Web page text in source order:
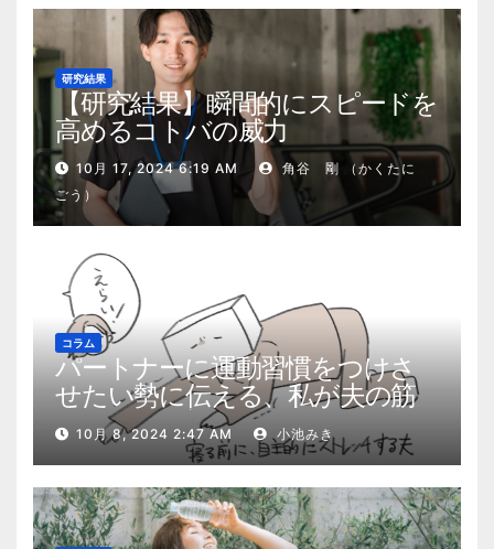
研究結果
【研究結果】瞬間的にスピードを
高めるコトバの威力
10月 17, 2024 6:19 AM
角谷 剛 （かくたに
ごう）
コラム
パートナーに運動習慣をつけさ
せたい勢に伝える、私が夫の筋
肉量を2kg増やした5ステップ
10月 8, 2024 2:47 AM 小池みき